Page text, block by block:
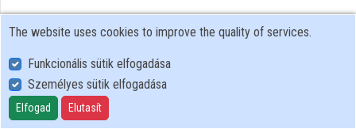
User Policy
Adatkezelési tájékoztató (en)
Cookie Policy
The website uses cookies to improve the quality of services.
Funkcionális sütik elfogadása
Személyes sütik elfogadása
Elfogad Elutasít